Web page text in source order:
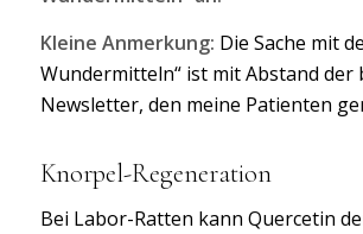
Kleine Anmerkung: Die Sache mit
Wundermitteln“ ist mit Abstand der
Newsletter, den meine Patienten
Knorpel-Regeneration
Bei Labor-Ratten kann Quercetin